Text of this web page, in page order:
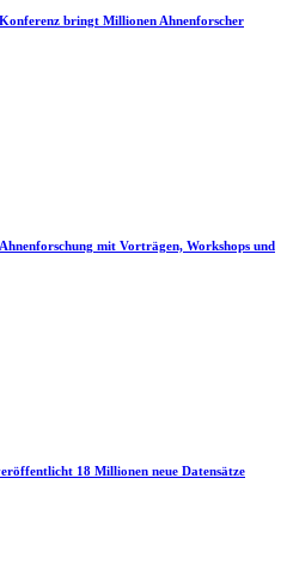
bringt Millionen Ahnenforscher
mit Vorträgen, Workshops und
18 Millionen neue Datensätze